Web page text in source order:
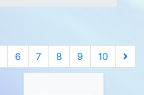
6 7 8 9 10